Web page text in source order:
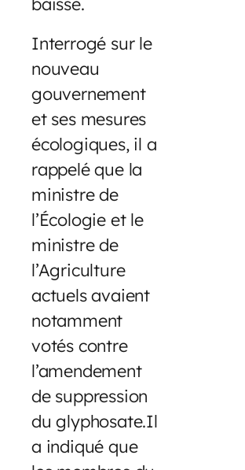
Interrogé sur le
nouveau
gouvernement
et ses mesures
écologiques, il a
rappelé que la
ministre de
l’Écologie et le
ministre de
l’Agriculture
actuels avaient
notamment
votés contre
l’amendement
de suppression
du glyphosate.Il
a indiqué que